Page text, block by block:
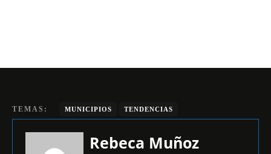
TEMAS: MUNICIPIOS TENDENCIAS
Rebeca Muñoz